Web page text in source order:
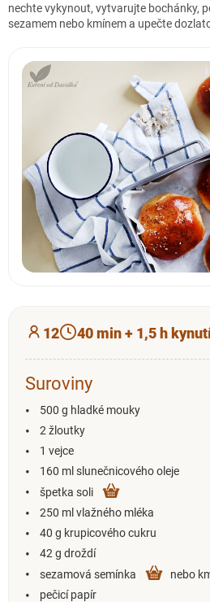
nechte vykynout, vytvarujte bochánky,
sezamem nebo kmínem a upečte
12 40 min + 1,5 h
Suroviny
500 g hladké mouky
2 žloutky
1 vejce
160 ml slunečnicového oleje
špetka soli
250 ml vlažného mléka
40 g krupicového cukru
42 g droždí
sezamová semínka
nebo
pečicí papír